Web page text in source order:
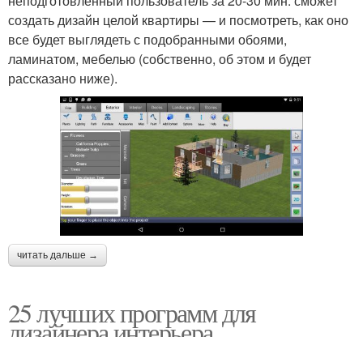
создать дизайн целой квартиры — и посмотреть, как оно
все будет выглядеть с подобранными обоями,
ламинатом, мебелью (собственно, об этом и будет
рассказано ниже).
читать дальше →
25 лучших программ для